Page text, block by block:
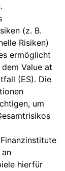
(z. B.
Risiken)
ermöglicht
Value at
(ES). Die
um
Finanzinstitute
hierfür